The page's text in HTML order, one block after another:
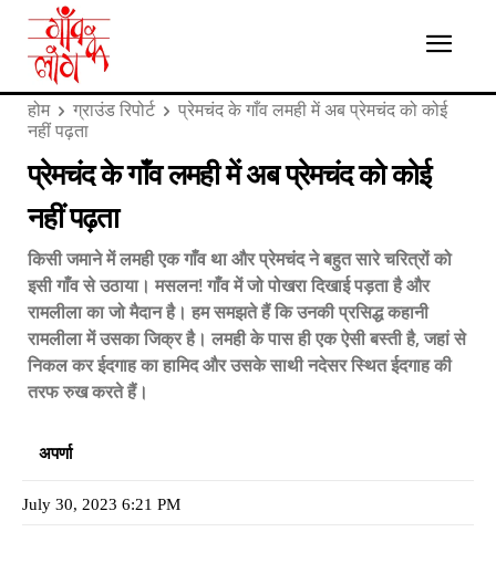
होम ग्राउंड रिपोर्ट
प्रेमचंद के गाँव लमही में अब प्रेमचंद को कोई
नहीं पढ़ता
प्रेमचंद के गाँव लमही में अब प्रेमचंद को कोई
नहीं पढ़ता
किसी जमाने में लमही एक गाँव था और प्रेमचंद ने बहुत सारे चरित्रों को
इसी गाँव से उठाया। मसलन! गाँव में जो पोखरा दिखाई पड़ता है और
रामलीला का जो मैदान है। हम समझते हैं कि उनकी प्रसिद्ध कहानी
रामलीला में उसका जिक्र है। लमही के पास ही एक ऐसी बस्ती है, जहां से
निकल कर ईदगाह का हामिद और उसके साथी नदेसर स्थित ईदगाह की
तरफ रुख करते हैं।
अपर्णा
July 30, 2023 6:21 PM